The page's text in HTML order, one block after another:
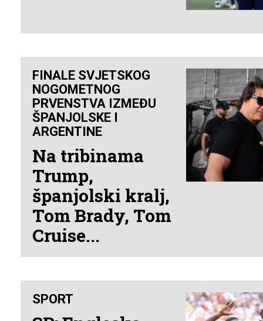
FINALE SVJETSKOG
NOGOMETNOG
PRVENSTVA IZMEĐU
ŠPANJOLSKE I
ARGENTINE
Na tribinama
Trump,
španjolski kralj,
Tom Brady, Tom
Cruise...
SPORT